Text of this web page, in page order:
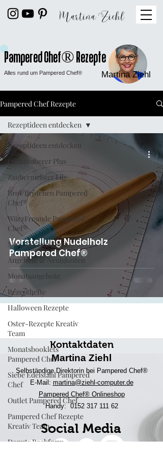
Alles rund um Pampered Chef®
Pampered Chef® Rezepte
Martina Ziehl
Pampered Chef Rezepte
Rezeptideen entdecken
Ofenzauberer Plus
Zaubermeister Lily
Brot/Brötchen Pampered
Chef®
WürzFreunde Pampered
Chef®
Mini-Kuchen Form
Angebote & Neuigkeiten
Monatsangebote
Rezepthefte
Halloween Rezepte
Oster-Rezepte Kreativ
Team
Monatsbooklets
Pampered Chef
Siebe Edelstahl Pampered
Chef
Outlet Pampered Chef
Pampered Chef Rezepte
Kreativ Team
Donuts Backform
Rezeptideen entdecken
Vorstellung Nudelholz
Pampered Chef®
Kontaktdaten
Martina Ziehl
Selbständige Direktorin bei Pampered Chef®
E-Mail: martina@ziehl-computer.de
Pampered Chef® Onlineshop
Handy: 0152 317 111 62
Social Media